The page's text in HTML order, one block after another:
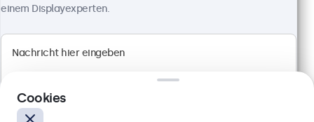
einem Displayexperten.
Cookies